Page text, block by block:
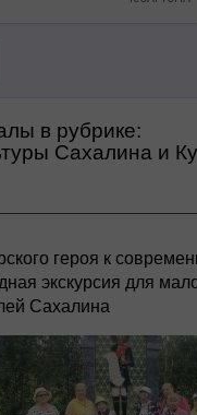
в рубрике:
Сахалина и
героя к
экскурсия для
Сахалина